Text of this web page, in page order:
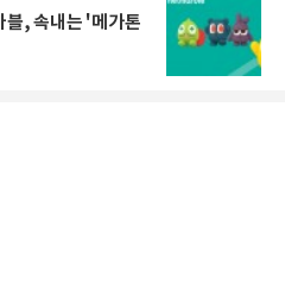
블, 속내는 '메가톤